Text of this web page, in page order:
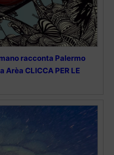
racconta Palermo
CLICCA PER LE